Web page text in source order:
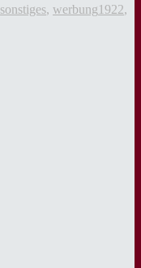
sonstiges, werbung1922,